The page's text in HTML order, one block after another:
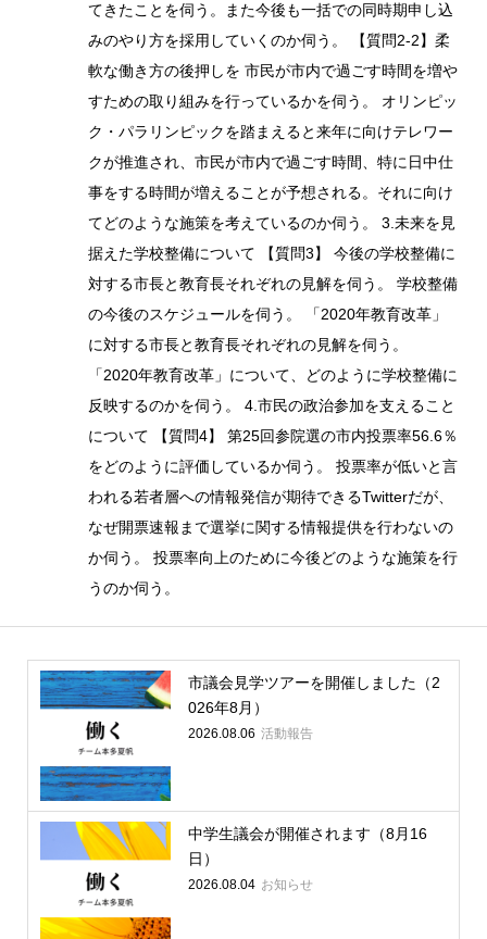
てきたことを伺う。また今後も一括での同時期申し込
みのやり方を採用していくのか伺う。 【質問2-2】柔
軟な働き方の後押しを 市民が市内で過ごす時間を増や
すための取り組みを行っているかを伺う。 オリンピッ
ク・パラリンピックを踏まえると来年に向けテレワー
クが推進され、市民が市内で過ごす時間、特に日中仕
事をする時間が増えることが予想される。それに向け
てどのような施策を考えているのか伺う。 3.未来を見
据えた学校整備について 【質問3】 今後の学校整備に
対する市長と教育長それぞれの見解を伺う。 学校整備
の今後のスケジュールを伺う。 「2020年教育改革」
に対する市長と教育長それぞれの見解を伺う。
「2020年教育改革」について、どのように学校整備に
反映するのかを伺う。 4.市民の政治参加を支えること
について 【質問4】 第25回参院選の市内投票率56.6％
をどのように評価しているか伺う。 投票率が低いと言
われる若者層への情報発信が期待できるTwitterだが、
なぜ開票速報まで選挙に関する情報提供を行わないの
か伺う。 投票率向上のために今後どのような施策を行
うのか伺う。
市議会見学ツアーを開催しました（2
026年8月）
2026.08.06 活動報告
中学生議会が開催されます（8月16
日）
2026.08.04 お知らせ